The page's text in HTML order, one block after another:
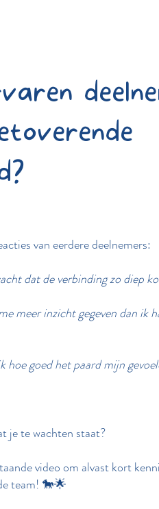
van eerdere deelnemers:
dat de verbinding zo diep
meer inzicht gegeven dan ik
hoe goed het paard mijn
je te wachten staat?
video om alvast kort
team! 🐎🌟